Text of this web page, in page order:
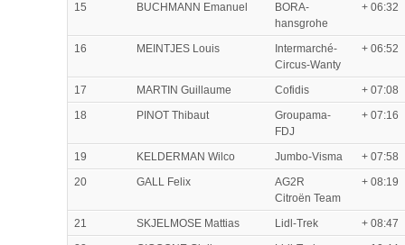
15
BUCHMANN Emanuel
BORA-
hansgrohe
+ 06:32
16 MEINTJES Louis
Intermarché-
Circus-Wanty
+ 06:52
17 MARTIN Guillaume Cofidis
+ 07:08
18
PINOT Thibaut
Groupama-
FDJ
+ 07:16
19 KELDERMAN Wilco Jumbo-Visma
+ 07:58
20
GALL Felix
AG2R
Citroën Team
+ 08:19
21 SKJELMOSE Mattias Lidl-Trek
+ 08:47